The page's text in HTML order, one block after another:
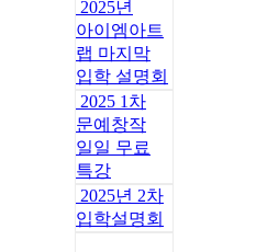
2025년
아이엠아트
랩 마지막
입학 설명회
2025 1차
문예창작
일일 무료
특강
2025년 2차
입학설명회